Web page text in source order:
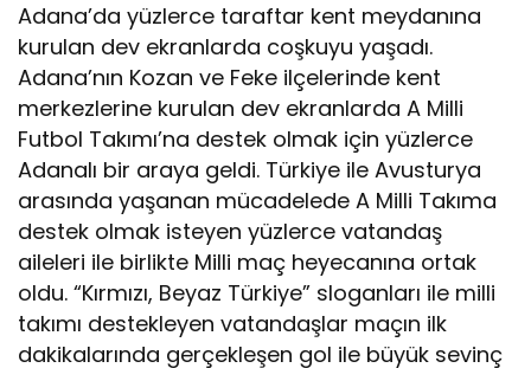
Adana’da yüzlerce taraftar kent meydanına
kurulan dev ekranlarda coşkuyu yaşadı.
Adana’nın Kozan ve Feke ilçelerinde kent
merkezlerine kurulan dev ekranlarda A Milli
Futbol Takımı’na destek olmak için yüzlerce
Adanalı bir araya geldi. Türkiye ile Avusturya
arasında yaşanan mücadelede A Milli Takıma
destek olmak isteyen yüzlerce vatandaş
aileleri ile birlikte Milli maç heyecanına ortak
oldu. “Kırmızı, Beyaz Türkiye” sloganları ile milli
takımı destekleyen vatandaşlar maçın ilk
dakikalarında gerçekleşen gol ile büyük sevinç